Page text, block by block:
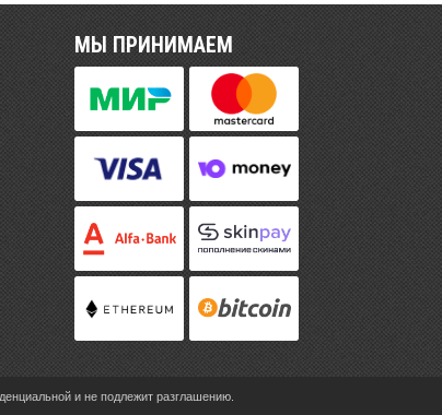
МЫ ПРИНИМАЕМ
и не подлежит разглашению.